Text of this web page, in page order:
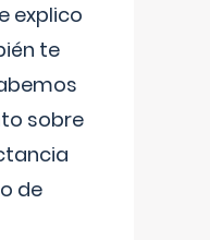
explico
te
sobre
de